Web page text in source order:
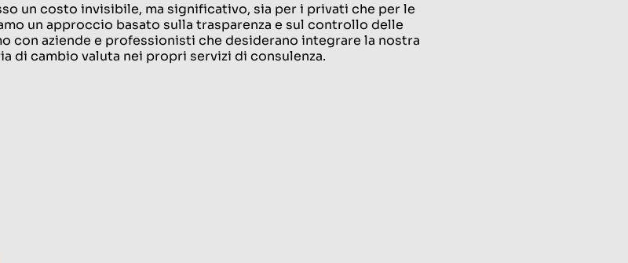
un costo invisibile, ma significativo, sia per i privati che per le
un approccio basato sulla trasparenza e sul controllo delle
con aziende e professionisti che desiderano integrare la nostra
di cambio valuta nei propri servizi di consulenza.